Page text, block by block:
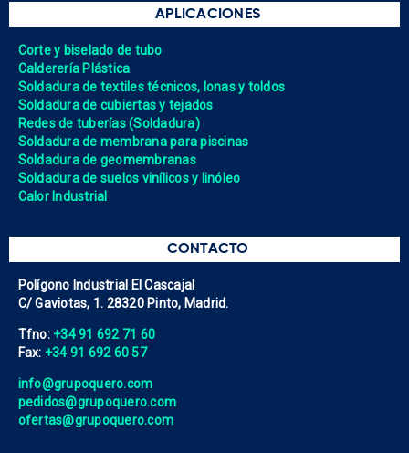
APLICACIONES
Corte y biselado de tubo
Calderería Plástica
Soldadura de textiles técnicos, lonas y toldos
Soldadura de cubiertas y tejados
Redes de tuberías (Soldadura)
Soldadura de membrana para piscinas
Soldadura de geomembranas
Soldadura de suelos vinílicos y linóleo
Calor Industrial
CONTACTO
Polígono Industrial El Cascajal
C/ Gaviotas, 1. 28320 Pinto, Madrid.
Tfno: +34 91 692 71 60
Fax: +34 91 692 60 57
info@grupoquero.com
pedidos@grupoquero.com
ofertas@grupoquero.com